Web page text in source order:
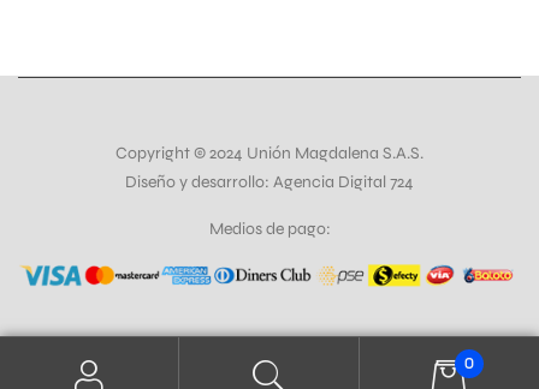
Copyright © 2024 Unión Magdalena S.A.S.
Diseño y desarrollo: Agencia Digital 724
Medios de pago:
0